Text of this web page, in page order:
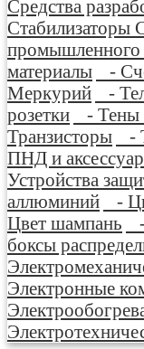
Средства
Стабилизаторы
промышленного
материалы
-
Меркурий
-
розетки
- Тены
Транзисторы
-
ПНД и
Устройства
аллюминий
-
Цвет шампань
боксы
Электронные